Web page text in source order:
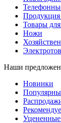
Товары
Ножи
Наши
Новинки